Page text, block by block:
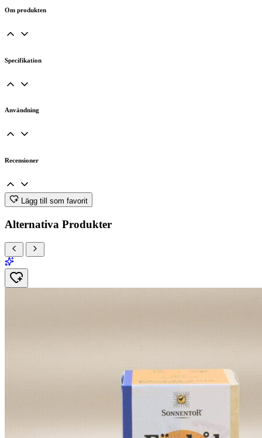
25
mängd
Om produkten
Specifikation
Användning
Recensioner
Lägg till som favorit
Alternativa Produkter